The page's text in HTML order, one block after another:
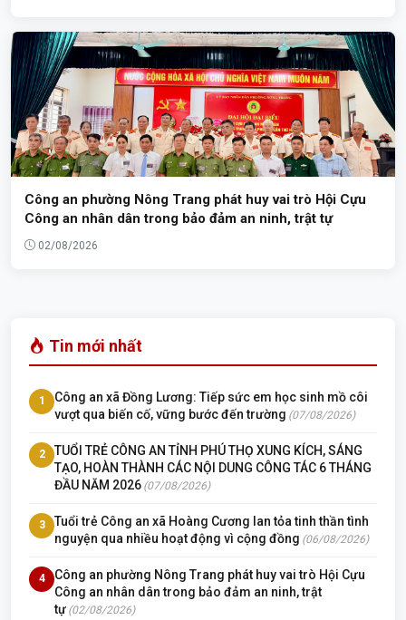
Công an phường Nông Trang phát huy vai trò Hội Cựu
Công an nhân dân trong bảo đảm an ninh, trật tự
02/08/2026
Tin mới nhất
1
Công an xã Đồng Lương: Tiếp sức em học sinh mồ côi
vượt qua biến cố, vững bước đến trường (07/08/2026)
2
TUỔI TRẺ CÔNG AN TỈNH PHÚ THỌ XUNG KÍCH, SÁNG
TẠO, HOÀN THÀNH CÁC NỘI DUNG CÔNG TÁC 6 THÁNG
ĐẦU NĂM 2026 (07/08/2026)
3
Tuổi trẻ Công an xã Hoàng Cương lan tỏa tinh thần tình
nguyện qua nhiều hoạt động vì cộng đồng (06/08/2026)
4
Công an phường Nông Trang phát huy vai trò Hội Cựu
Công an nhân dân trong bảo đảm an ninh, trật
tự (02/08/2026)